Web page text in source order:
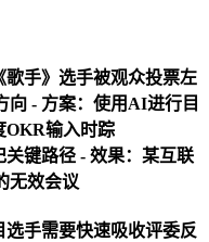
歌手》选手被观众投票左
向 - 方案：使用AI进行目
OKR输入时踪
关键路径 - 效果：某互联
无效会议
选手需要快速吸收评委反